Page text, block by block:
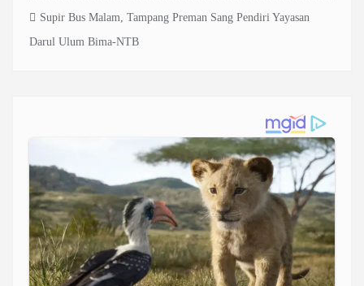
Supir Bus Malam, Tampang Preman Sang Pendiri Yayasan
Darul Ulum Bima-NTB